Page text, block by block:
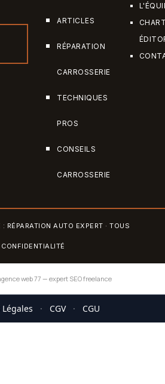
ARTICLES
RÉPARATION
CARROSSERIE
TECHNIQUES
PROS
CONSEILS
CARROSSERIE
AUTO EXPERT · TOUS
CONFIDENTIALITÉ
web 77 — expert SEO freelance
· CGV · CGU